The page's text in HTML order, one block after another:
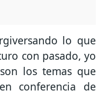
lo que
con pasado, yo
los temas que
conferencia de